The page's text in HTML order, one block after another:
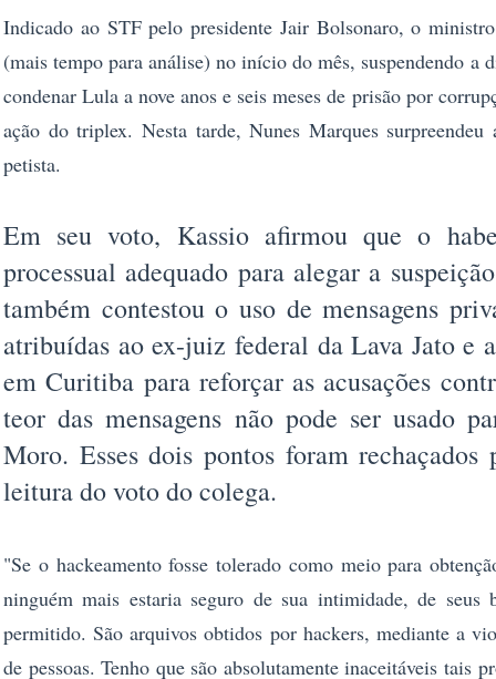
Indicado ao STF pelo presidente Jair Bolsonaro, o
(mais tempo para análise) no início do mês, suspendendo a
condenar Lula a nove anos e seis meses de prisão por
ação do triplex. Nesta tarde, Nunes Marques
petista.
Em seu voto, Kassio afirmou que o
processual adequado para alegar a
também contestou o uso de mensagens
atribuídas ao ex-juiz federal da Lava Jato e
em Curitiba para reforçar as acusações
teor das mensagens não pode ser usado
Moro. Esses dois pontos foram
leitura do voto do colega.
"Se o hackeamento fosse tolerado como meio para
ninguém mais estaria seguro de sua intimidade, de seus
permitido. São arquivos obtidos por hackers, mediante a
de pessoas. Tenho que são absolutamente inaceitáveis tais